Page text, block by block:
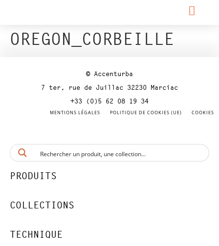
OREGON_CORBEILLE
© Accenturba
7 ter, rue de Juillac 32230 Marciac
+33 (0)5 62 08 19 34
MENTIONS LÉGALES POLITIQUE DE COOKIES (UE) COOKIES
PRODUITS
COLLECTIONS
TECHNIQUE